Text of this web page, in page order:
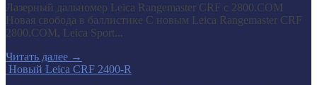
Лазерный дальномер Leica Rangemaster CRF с 2800.COM
Новая свобода в баллистике С новым Leica Rangemaster CRF
2800.COM, Leica Sport...
Читать далее →
​ Новый Leica CRF 2400-R